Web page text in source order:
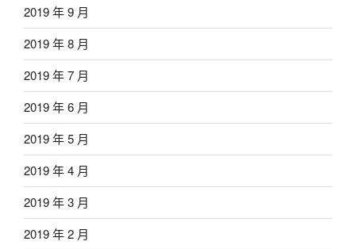
2019 年 9 月
2019 年 8 月
2019 年 7 月
2019 年 6 月
2019 年 5 月
2019 年 4 月
2019 年 3 月
2019 年 2 月